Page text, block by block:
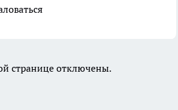
странице отключены.